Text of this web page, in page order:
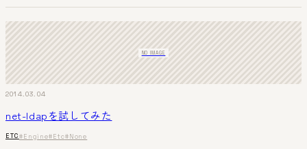
NO IMAGE
2014.03.04
net-ldapを試してみた
ETC#Engine#Etc#None